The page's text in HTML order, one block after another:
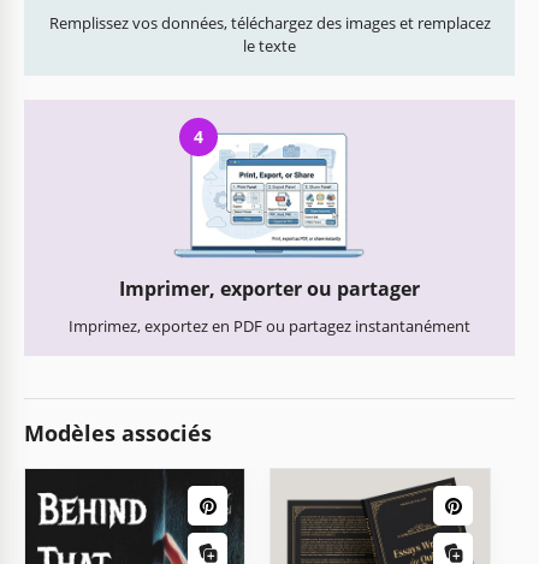
Remplissez vos données, téléchargez des images et remplacez
le texte
4
Imprimer, exporter ou partager
Imprimez, exportez en PDF ou partagez instantanément
Modèles associés